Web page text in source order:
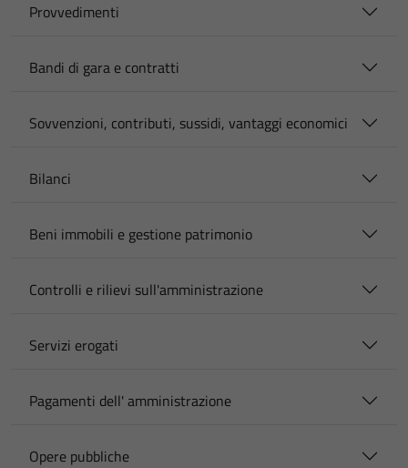
Provvedimenti
Bandi di gara e contratti
Sovvenzioni, contributi, sussidi, vantaggi economici
Bilanci
Beni immobili e gestione patrimonio
Controlli e rilievi sull'amministrazione
Servizi erogati
Pagamenti dell' amministrazione
Opere pubbliche